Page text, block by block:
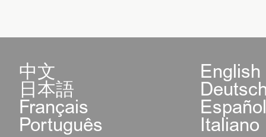
中文 English
日本語
Français
Português Italiano